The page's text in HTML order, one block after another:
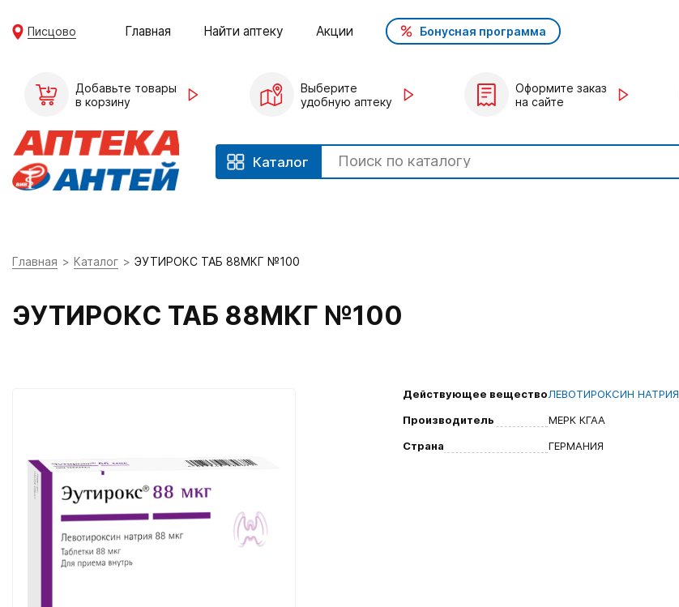
Писцово Главная Найти аптеку Акции Бонусная программа
Добавьте товары
в корзину
Выберите
удобную аптеку
Оформите заказ
на сайте
Каталог
Главная Каталог ЭУТИРОКС ТАБ 88МКГ №100
ЭУТИРОКС ТАБ 88МКГ №100
Действующее веществоЛЕВОТИРОКСИН НАТРИЯ
Производитель
МЕРК КГАА
Страна
ГЕРМАНИЯ